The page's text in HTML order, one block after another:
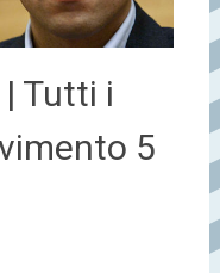
| Tutti i
5